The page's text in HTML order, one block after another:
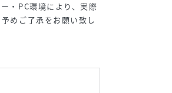
・PC環境により、実際
めご了承をお願い致し